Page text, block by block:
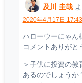
及川 圭哉
2020年4月17日 17:43
ハローウーにゃん
コメントありがと
＞子供に投資の
あるのでしょうか